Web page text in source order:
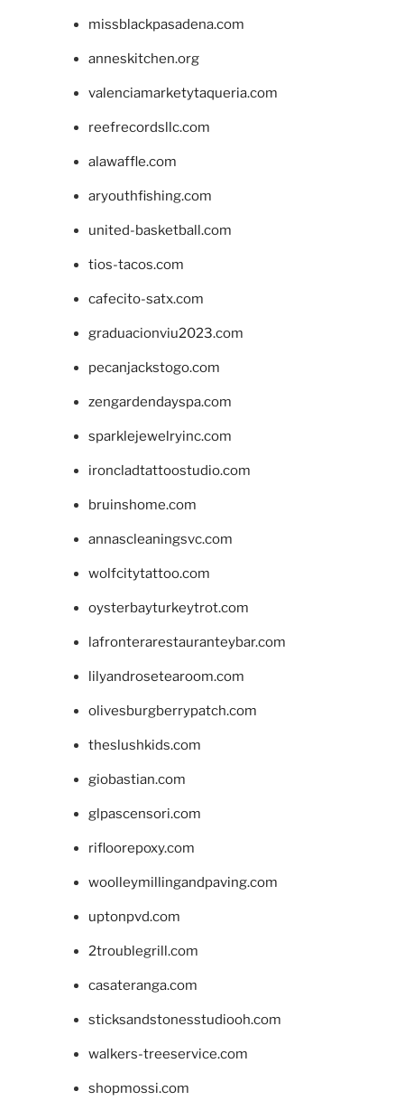
missblackpasadena.com
anneskitchen.org
valenciamarketytaqueria.com
reefrecordsllc.com
alawaffle.com
aryouthfishing.com
united-basketball.com
tios-tacos.com
cafecito-satx.com
graduacionviu2023.com
pecanjackstogo.com
zengardendayspa.com
sparklejewelryinc.com
ironcladtattoostudio.com
bruinshome.com
annascleaningsvc.com
wolfcitytattoo.com
oysterbayturkeytrot.com
lafronterarestauranteybar.com
lilyandrosetearoom.com
olivesburgberrypatch.com
theslushkids.com
giobastian.com
glpascensori.com
rifloorepoxy.com
woolleymillingandpaving.com
uptonpvd.com
2troublegrill.com
casateranga.com
sticksandstonesstudiooh.com
walkers-treeservice.com
shopmossi.com